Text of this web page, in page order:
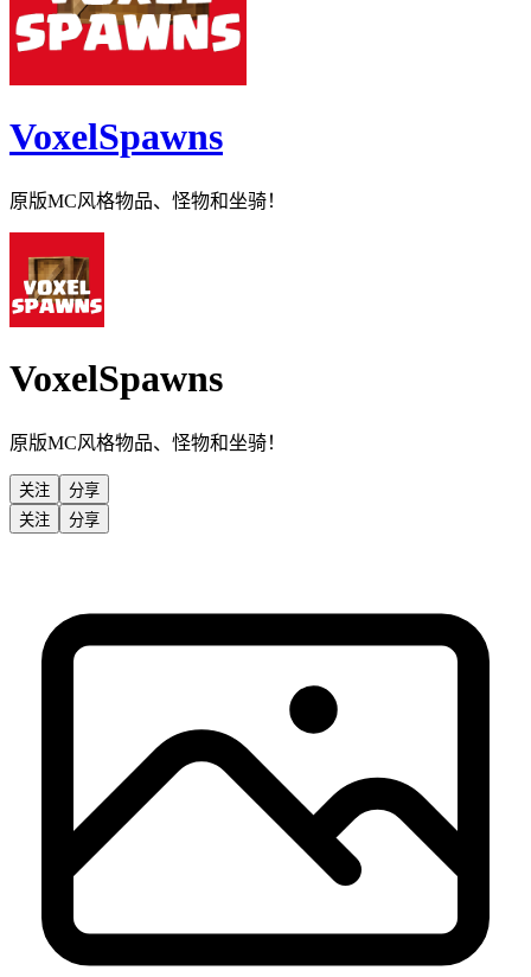
VoxelSpawns
原版MC风格物品、怪物和坐骑！
VoxelSpawns
原版MC风格物品、怪物和坐骑！
关注
分享
关注
分享